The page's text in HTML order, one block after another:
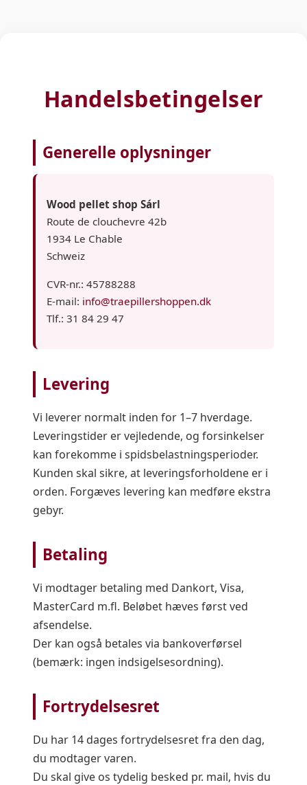
Handelsbetingelser
Generelle oplysninger
Wood pellet shop Sárl
Route de clouchevre 42b
1934 Le Chable
Schweiz
CVR-nr.: 45788288
E-mail: info@traepillershoppen.dk
Tlf.: 31 84 29 47
Levering
Vi leverer normalt inden for 1–7 hverdage.
Leveringstider er vejledende, og forsinkelser
kan forekomme i spidsbelastningsperioder.
Kunden skal sikre, at leveringsforholdene er i
orden. Forgæves levering kan medføre ekstra
gebyr.
Betaling
Vi modtager betaling med Dankort, Visa,
MasterCard m.fl. Beløbet hæves først ved
afsendelse.
Der kan også betales via bankoverførsel
(bemærk: ingen indsigelsesordning).
Fortrydelsesret
Du har 14 dages fortrydelsesret fra den dag,
du modtager varen.
Du skal give os tydelig besked pr. mail, hvis du